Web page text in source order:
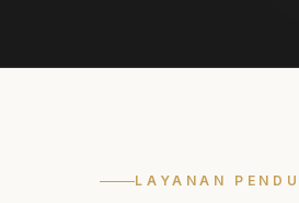
LAYANAN